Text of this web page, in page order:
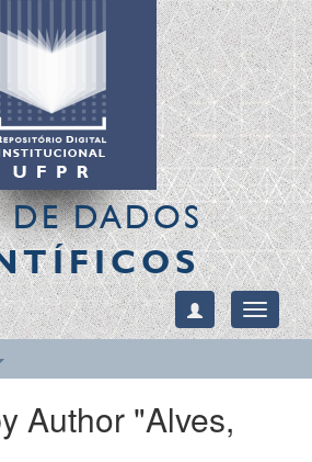
DE DADOS
Toggle
Author "Alves,